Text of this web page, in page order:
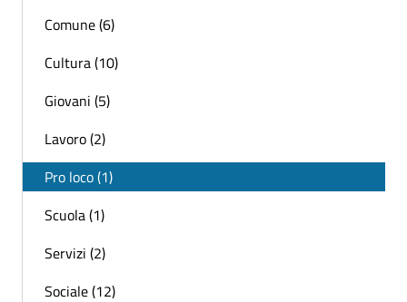
Comune (6)
Cultura (10)
Giovani (5)
Lavoro (2)
Pro loco (1)
Scuola (1)
Servizi (2)
Sociale (12)